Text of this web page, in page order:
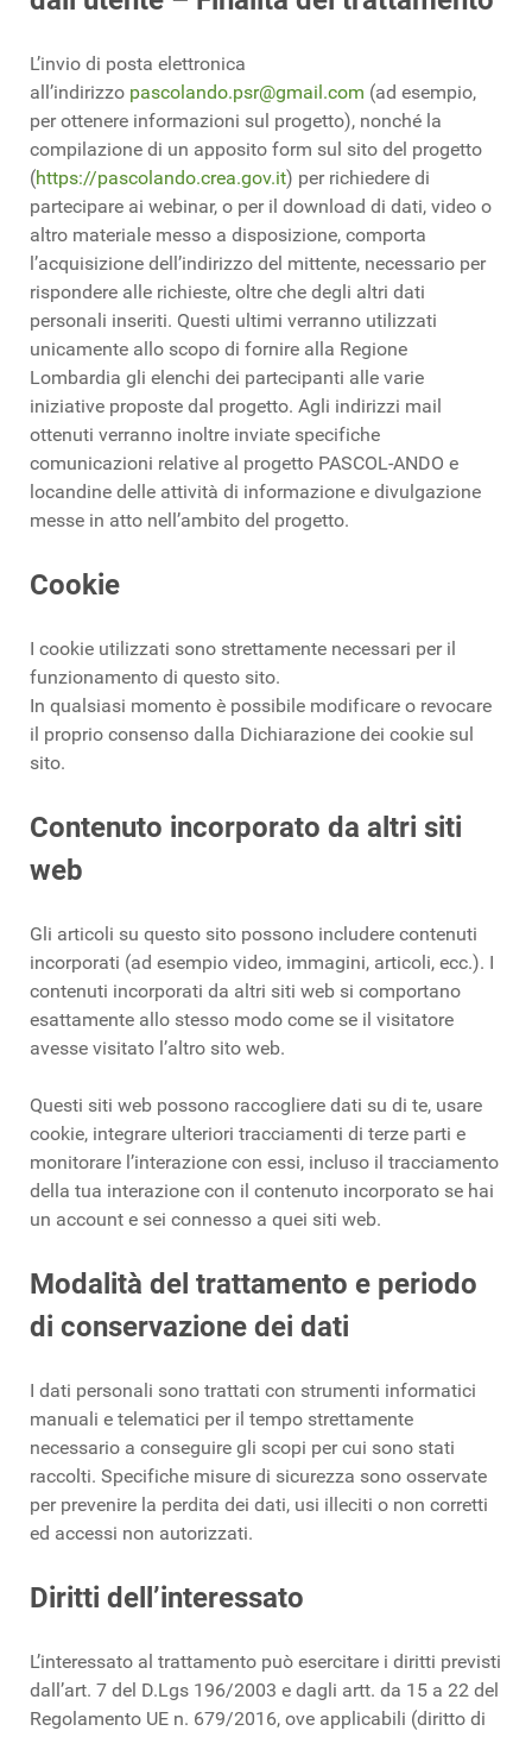
L’invio di posta elettronica
all’indirizzo pascolando.psr@gmail.com (ad esempio,
per ottenere informazioni sul progetto), nonché la
compilazione di un apposito form sul sito del progetto
(https://pascolando.crea.gov.it) per richiedere di
partecipare ai webinar, o per il download di dati, video o
altro materiale messo a disposizione, comporta
l’acquisizione dell’indirizzo del mittente, necessario per
rispondere alle richieste, oltre che degli altri dati
personali inseriti. Questi ultimi verranno utilizzati
unicamente allo scopo di fornire alla Regione
Lombardia gli elenchi dei partecipanti alle varie
iniziative proposte dal progetto. Agli indirizzi mail
ottenuti verranno inoltre inviate specifiche
comunicazioni relative al progetto PASCOL-ANDO e
locandine delle attività di informazione e divulgazione
messe in atto nell’ambito del progetto.
Cookie
I cookie utilizzati sono strettamente necessari per il
funzionamento di questo sito.
In qualsiasi momento è possibile modificare o revocare
il proprio consenso dalla Dichiarazione dei cookie sul
sito.
Contenuto incorporato da altri siti
web
Gli articoli su questo sito possono includere contenuti
incorporati (ad esempio video, immagini, articoli, ecc.). I
contenuti incorporati da altri siti web si comportano
esattamente allo stesso modo come se il visitatore
avesse visitato l’altro sito web.
Questi siti web possono raccogliere dati su di te, usare
cookie, integrare ulteriori tracciamenti di terze parti e
monitorare l’interazione con essi, incluso il tracciamento
della tua interazione con il contenuto incorporato se hai
un account e sei connesso a quei siti web.
Modalità del trattamento e periodo
di conservazione dei dati
I dati personali sono trattati con strumenti informatici
manuali e telematici per il tempo strettamente
necessario a conseguire gli scopi per cui sono stati
raccolti. Specifiche misure di sicurezza sono osservate
per prevenire la perdita dei dati, usi illeciti o non corretti
ed accessi non autorizzati.
Diritti dell’interessato
L’interessato al trattamento può esercitare i diritti previsti
dall’art. 7 del D.Lgs 196/2003 e dagli artt. da 15 a 22 del
Regolamento UE n. 679/2016, ove applicabili (diritto di